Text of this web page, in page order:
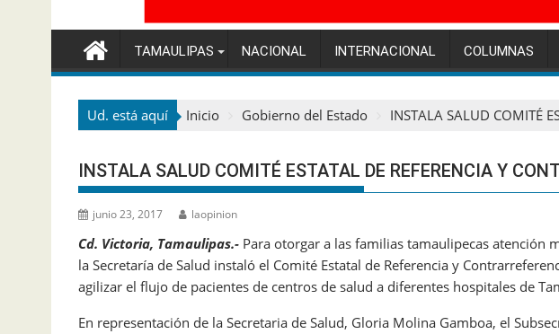
TAMAULIPAS NACIONAL INTERNACIONAL COLUMNAS
Ud. está aquí Inicio Gobierno del Estado INSTALA SALUD COMITÉ
INSTALA SALUD COMITÉ ESTATAL DE REFERENCIA Y
junio 23, 2017 laopinion
Cd. Victoria, Tamaulipas.- Para otorgar a las familias tamaulipecas atención
la Secretaría de Salud instaló el Comité Estatal de Referencia y
agilizar el flujo de pacientes de centros de salud a diferentes hospitales de
En representación de la Secretaria de Salud, Gloria Molina Gamboa, el